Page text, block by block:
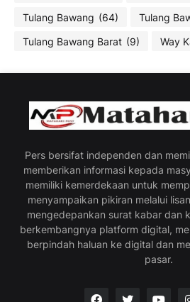
Tulang Bawang (64) Tulang
Tulang Bawang Barat (9) Way
Pers bersifat independen dan
memberikan informasi kepada
memiliki kemerdekaan untuk
menyampaikan pikiran melalui
mengedepankan surat kabar dan
berkembangnya platform digital,
berpindah haluan ke digital dan
pasar.